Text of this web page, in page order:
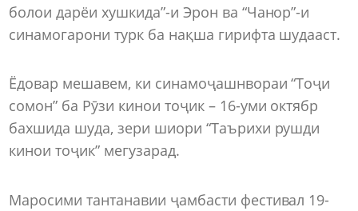
болои дарёи хушкида”-и Эрон ва “Чанор”-и
синамогарони турк ба нақша гирифта шудааст.
Ёдовар мешавем, ки синамоҷашнвораи “Тоҷи
сомон” ба Рӯзи кинои тоҷик – 16-уми октябр
бахшида шуда, зери шиори “Таърихи рушди
кинои тоҷик” мегузарад.
Маросими тантанавии ҷамбасти фестивал 19-